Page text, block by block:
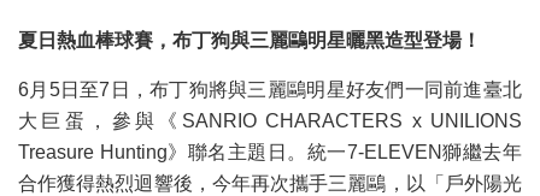
夏日熱血棒球賽，布丁狗與三麗鷗明星曬黑造型登場！
6月5日至7日，布丁狗將與三麗鷗明星好友們一同前進臺北
大巨蛋，參與《SANRIO CHARACTERS x UNILIONS
Treasure Hunting》聯名主題日。統一7-ELEVEN獅繼去年
合作獲得熱烈迴響後，今年再次攜手三麗鷗，以「戶外陽光